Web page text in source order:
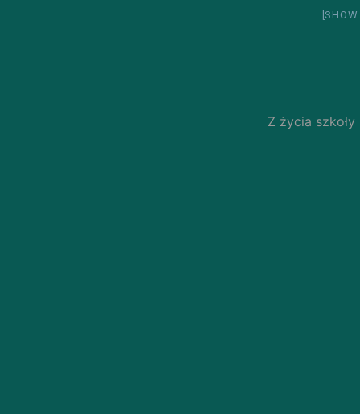
Z życia szkoły